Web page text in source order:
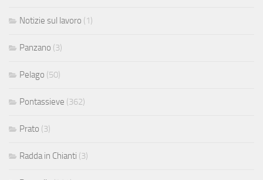
Notizie sul lavoro (1)
Panzano (3)
Pelago (50)
Pontassieve (362)
Prato (3)
Radda in Chianti (3)